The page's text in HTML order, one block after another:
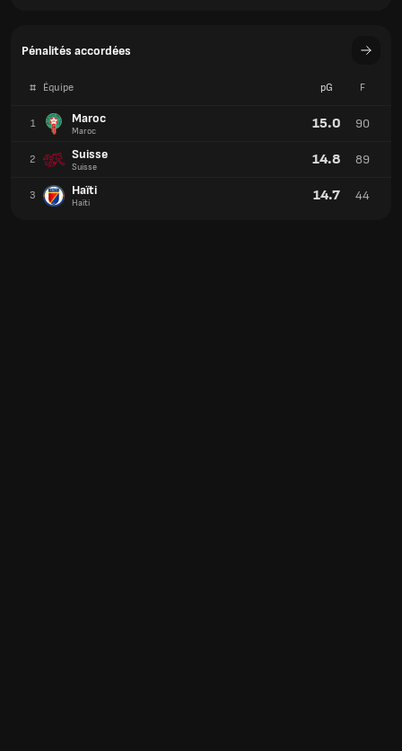
Pénalités accordées
# Équipe pG F
1 Maroc
Maroc 15.0 90
2 Suisse
Suisse 14.8 89
3 Haïti
Haïti 14.7 44